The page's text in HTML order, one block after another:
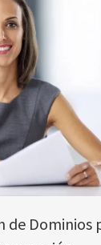
de Dominios